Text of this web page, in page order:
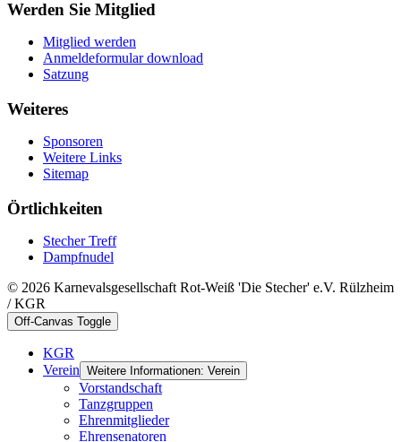
Werden Sie Mitglied
Mitglied werden
Anmeldeformular download
Satzung
Weiteres
Sponsoren
Weitere Links
Sitemap
Örtlichkeiten
Stecher Treff
Dampfnudel
© 2026 Karnevalsgesellschaft Rot-Weiß 'Die Stecher' e.V. Rülzheim
/ KGR
Off-Canvas Toggle
KGR
Verein Weitere Informationen: Verein
Vorstandschaft
Tanzgruppen
Ehrenmitglieder
Ehrensenatoren